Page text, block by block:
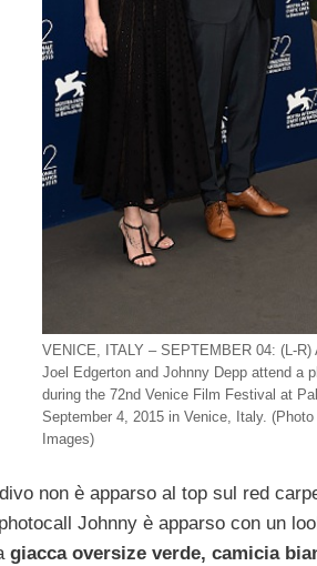
VENICE, ITALY – SEPTEMBER 04: (L-R)
Joel Edgerton and Johnny Depp attend a
during the 72nd Venice Film Festival at
September 4, 2015 in Venice, Italy.
Images)
non è apparso al top sul red
Johnny è apparso con un
giacca oversize verde, camicia